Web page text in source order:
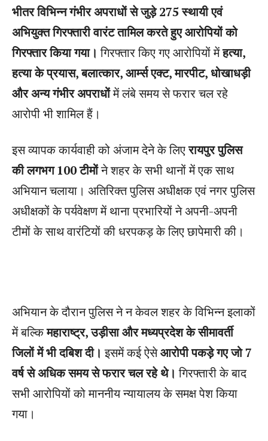
भीतर विभिन्न गंभीर अपराधों से जुड़े 275 स्थायी एवं
अभियुक्त गिरफ्तारी वारंट तामिल करते हुए आरोपियों को
गिरफ्तार किया गया। गिरफ्तार किए गए आरोपियों मेंहत्या,
हत्या के प्रयास, बलात्कार, आर्म्स एक्ट, मारपीट, धोखाधड़ी
और अन्य गंभीर अपराधोंमें लंबे समय से फरार चल रहे
आरोपी भी शामिल हैं।
इस व्यापक कार्यवाही को अंजाम देने के लिएरायपुर पुलिस
की लगभग 100 टीमोंने शहर के सभी थानों में एक साथ
अभियान चलाया। अतिरिक्त पुलिस अधीक्षक एवं नगर पुलिस
अधीक्षकों के पर्यवेक्षण में थाना प्रभारियों ने अपनी-अपनी
टीमों के साथ वारंटियों की धरपकड़ के लिए छापेमारी की।
अभियान के दौरान पुलिस ने न केवल शहर के विभिन्न इलाकों
में बल्किमहाराष्ट्र, उड़ीसा और मध्यप्रदेश के सीमावर्ती
जिलों में भी दबिश दी। इसमें कई ऐसेआरोपी पकड़े गए जो 7
वर्ष से अधिक समय से फरार चल रहे थे। गिरफ्तारी के बाद
सभी आरोपियों को माननीय न्यायालय के समक्ष पेश किया
गया।